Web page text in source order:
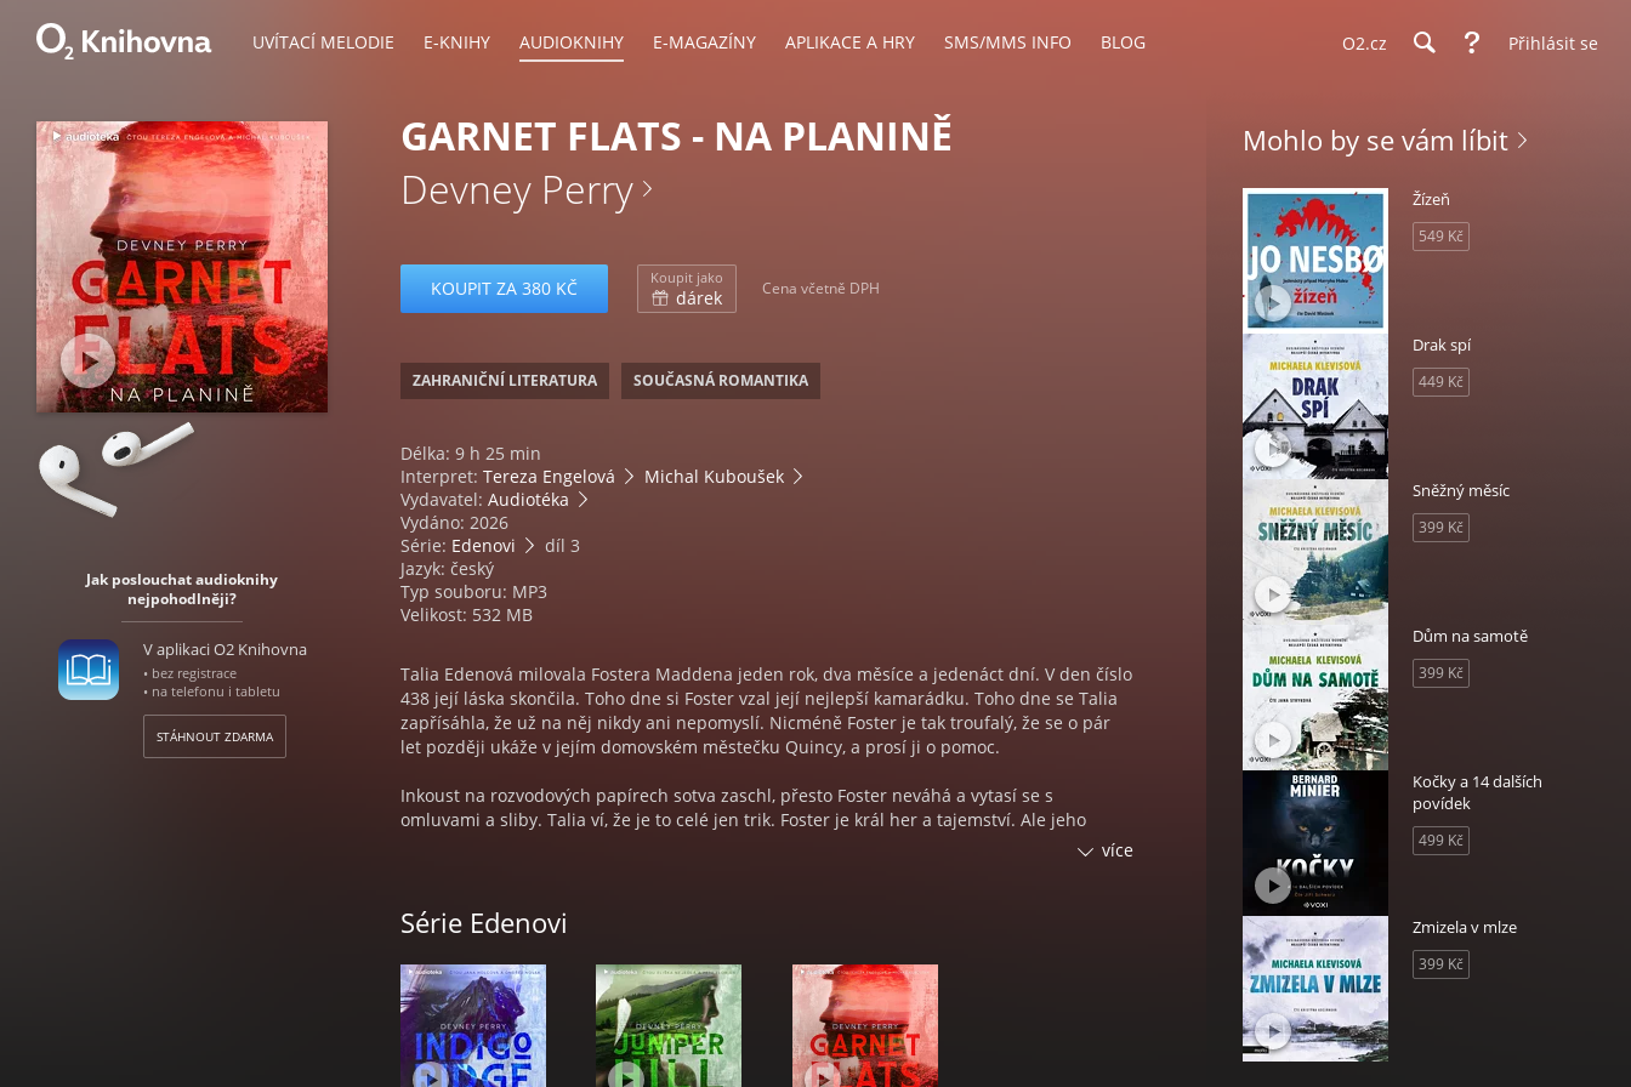
UVÍTACÍ MELODIE E-KNIHY AUDIOKNIHY E-MAGAZÍNY APLIKACE A HRY SMS/MMS INFO BLOG O2.cz Přihlásit se
Jak poslouchat audioknihy
nejpohodlněji?
V aplikaci O2 Knihovna
• bez registrace
• na telefonu i tabletu
STÁHNOUT ZDARMA
GARNET FLATS - NA PLANINĚ
Devney Perry
KOUPIT ZA 380 KČ Koupit jako
dárek Cena včetně DPH
ZAHRANIČNÍ LITERATURA SOUČASNÁ ROMANTIKA
Délka: 9 h 25 min
Interpret: Tereza Engelová
Michal Kuboušek
Vydavatel: Audiotéka
Vydáno: 2026
Série: Edenovi
díl 3
Jazyk: český
Typ souboru: MP3
Velikost: 532 MB
Talia Edenová milovala Fostera Maddena jeden rok, dva měsíce a jedenáct dní. V den číslo
438 její láska skončila. Toho dne si Foster vzal její nejlepší kamarádku. Toho dne se Talia
zapřísáhla, že už na něj nikdy ani nepomyslí. Nicméně Foster je tak troufalý, že se o pár
let později ukáže v jejím domovském městečku Quincy, a prosí ji o pomoc.
Inkoust na rozvodových papírech sotva zaschl, přesto Foster neváhá a vytasí se s
omluvami a sliby. Talia ví, že je to celé jen trik. Foster je král her a tajemství. Ale jeho
plány, aby mu Talia pomohla s tréninkem na zápas světového šampionátu, přesahují i ty
srdce zpět.
Audiokniha Garnet Flats - Na planině, autorka Devney Perry, překlad Žaneta Ziecinová.
Čtou Tereza Engelová a Michal Kuboušek, režie Jakub Tabery.
více
Série Edenovi
Mohlo by se vám líbit
Žízeň
549 Kč
Drak spí
449 Kč
Sněžný měsíc
399 Kč
Dům na samotě
399 Kč
Kočky a 14 dalších
povídek
499 Kč
Zmizela v mlze
399 Kč